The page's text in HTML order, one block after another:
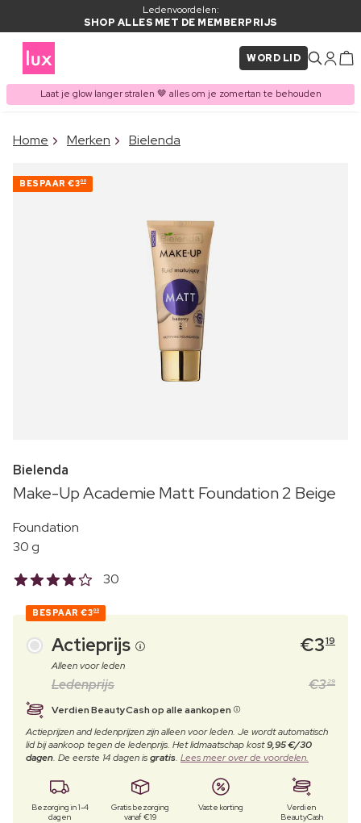
Ledenvoordelen:
SHOP ALLES MET DE MEMBERPRIJS
WORD LID
Laat je glow langer stralen 🤎 alles om je zomertan te behouden
ITEM TOEGEVOEGD AAN
Home Merken Bielenda
BESPAAR €300
Bielenda
Make-Up Academie Matt Foundation 2 Beige
Foundation
30 g
30
BESPAAR €300
Actieprijs €319
Alleen voor leden
Ledenprijs €329
Verdien BeautyCash op alle aankopen
Actieprijzen and ledenprijzen zijn alleen voor leden. Je wordt automatisch
lid bij aankoop tegen de ledenprijs. Het lidmaatschap kost9,95 €/30
dagen. De eerste 14 dagen isgratis. Lees meer over de voordelen.
Bezorging in 1-4
dagen
Gratis bezorging
vanaf €19
Vaste korting
Verdien
BeautyCash